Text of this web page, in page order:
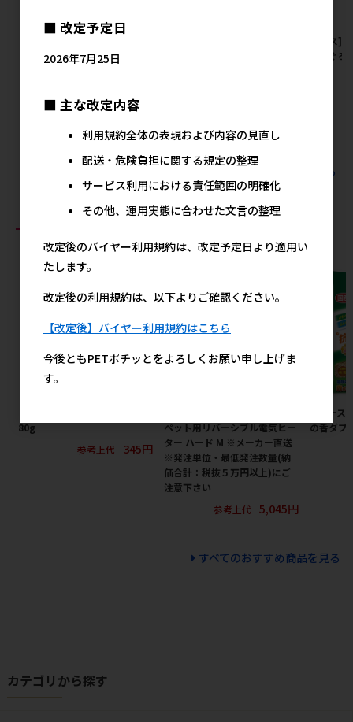
シピ 平飼い鶏の蒸しささみ&
メーカー希望小売価格
[マース]
ピ まぐ
すべてのマースの人気商品を見る
80g
参考上代
345円
ペット用リバーシブル電気ヒー
ター ハード M ※メーカー直送
※発注単位・最低発注数量(納
価合計：税抜５万円以上)にご
注意下さい
参考上代
5,045円
［アー
の香ダブ
すべてのおすすめ商品を見る
カテゴリから探す
■ 改定予定日
2026年7月25日
■ 主な改定内容
利用規約全体の表現および内容の見直し
配送・危険負担に関する規定の整理
サービス利用における責任範囲の明確化
その他、運用実態に合わせた文言の整理
改定後のバイヤー利用規約は、改定予定日より適用い
たします。
改定後の利用規約は、以下よりご確認ください。
【改定後】バイヤー利用規約はこちら
今後ともPETポチッとをよろしくお願い申し上げま
す。